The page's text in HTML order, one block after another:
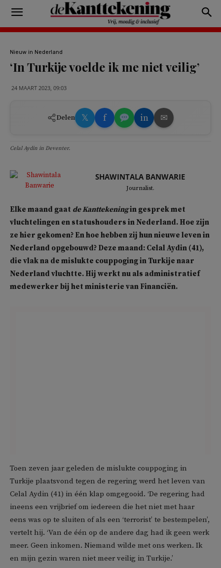
Nieuw in Nederland
‘In Turkije voelde ik me niet veilig’
24 MAART 2023, 09:03
Delen 𝕏 f in ✉
Celal Aydin in Deventer.
SHAWINTALA BANWARIE
Journalist.
Elke maand gaat deKanttekeningin gesprek met
vluchtelingen en statushouders in Nederland. Hoe zijn
ze hier gekomen? En hoe hebben zij hun nieuwe leven in
Nederland opgebouwd? Deze maand: Celal Aydin (41),
die vlak na de mislukte couppoging in Turkije naar
Nederland vluchtte. Hij werkt nu als administratief
medewerker bij het ministerie van Financiën.
Toen zeven jaar geleden de mislukte couppoging in
Turkije plaatsvond tegen de regering werd het leven van
Celal Aydin (41) in één klap omgegooid. ‘De regering had
ineens een vrijbrief om iedereen die het niet met haar
eens was op te sluiten of als een ‘terrorist’ te bestempelen’,
vertelt hij. ‘Van de één op de andere dag had ik geen werk
meer. Geen inkomen. Niemand wilde met ons werken. Ik
en mijn gezin waren niet meer veilig in Turkije.’